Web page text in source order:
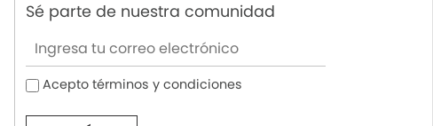
Sé parte de nuestra comunidad
Acepto términos y condiciones